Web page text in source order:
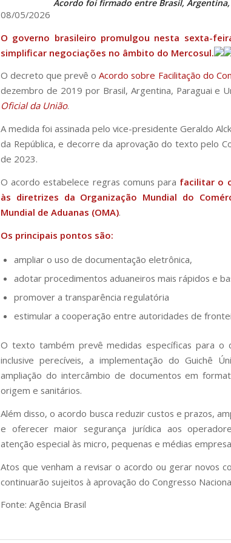
Acordo foi firmado entre Brasil,
08/05/2026
O governo brasileiro promulgou nesta sexta-
simplificar negociações no âmbito do Mercosul.
O decreto que prevê oAcordo sobre Facilitação do
dezembro de 2019 por Brasil, Argentina, Paraguai e
Oficial da União.
A medida foi assinada pelo vice-presidente Geraldo
da República, e decorre da aprovação do texto pelo
de 2023.
O acordo estabelece regras comuns para facilitar o
às diretrizes da Organização Mundial do
Mundial de Aduanas (OMA).
Os principais pontos são:
ampliar o uso de documentação eletrônica,
adotar procedimentos aduaneiros mais rápidos e
promover a transparência regulatória
estimular a cooperação entre autoridades de
O texto também prevê medidas específicas para o
inclusive perecíveis, a implementação do Guichê
ampliação do intercâmbio de documentos em
origem e sanitários.
Além disso, o acordo busca reduzir custos e prazos,
e oferecer maior segurança jurídica aos
atenção especial às micro, pequenas e médias
Atos que venham a revisar o acordo ou gerar novos
continuarão sujeitos à aprovação do Congresso
Fonte: Agência Brasil